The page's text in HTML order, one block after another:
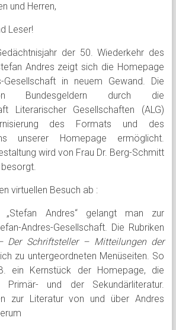
und Herren,
Leser!
der 50. Wiederkehr des
Andres zeigt sich die Homepage
Gesellschaft in neuem Gewand. Die
Bundesgeldern durch die
Literarischer Gesellschaften (ALG)
des Formats und des
unserer Homepage ermöglicht.
wird von Frau Dr. Berg-Schmitt
virtuellen Besuch ab :
Andres“ gelangt man zur
Andres-Gesellschaft. Die Rubriken
Der Schriftsteller – Mitteilungen der
zu untergeordneten Menüseiten. So
ein Kernstück der Homepage, die
und der Sekundärliteratur.
zur Literatur von und über Andres